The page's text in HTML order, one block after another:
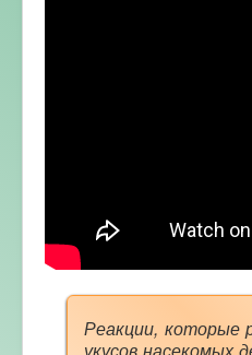
Реакции, которые
укусов насекомых